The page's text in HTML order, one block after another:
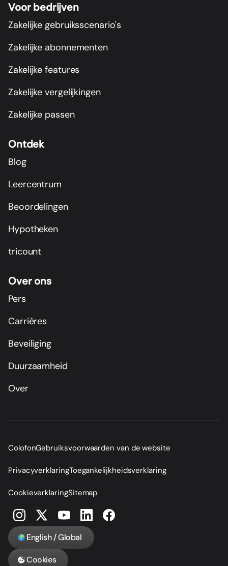
Voor bedrijven
Zakelijke gebruiksscenario's
Zakelijke abonnementen
Zakelijke features
Zakelijke vergelijkingen
Zakelijke passen
Ontdek
Blog
Leercentrum
Beoordelingen
Hypotheken
tricount
Over ons
Pers
Carrières
Beveiliging
Duurzaamheid
Over
ColofonGebruiksvoorwaarden van de website
PrivacyverklaringToegankelijkheidsverklaring
CookieverklaringSitemap
English / Global
Cookies